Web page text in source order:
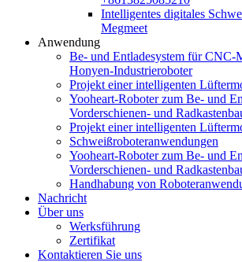
Intelligentes digitales
Megmeet
Anwendung
Be- und Entladesystem für CNC-
Honyen-Industrieroboter
Projekt einer intelligenten
Yooheart-Roboter zum Be- und
Vorderschienen- und
Projekt einer intelligenten
Schweißroboteranwendungen
Yooheart-Roboter zum Be- und
Vorderschienen- und
Handhabung von
Nachricht
Über uns
Werksführung
Zertifikat
Kontaktieren Sie uns